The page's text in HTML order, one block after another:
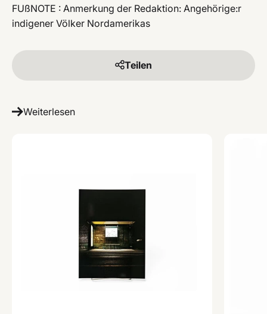
FUßNOTE : Anmerkung der Redaktion: Angehörige:r
indigener Völker Nordamerikas
Teilen
Weiterlesen